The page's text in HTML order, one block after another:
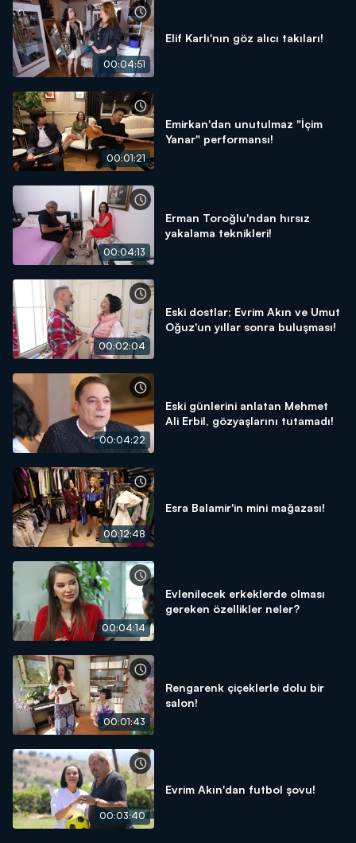
00:04:51
Elif Karlı'nın göz alıcı takıları!
00:01:21
Emirkan'dan unutulmaz "İçim
Yanar" performansı!
00:04:13
Erman Toroğlu'ndan hırsız
yakalama teknikleri!
00:02:04
Eski dostlar; Evrim Akın ve Umut
Oğuz'un yıllar sonra buluşması!
00:04:22
Eski günlerini anlatan Mehmet
Ali Erbil, gözyaşlarını tutamadı!
00:12:48
Esra Balamir'in mini mağazası!
00:04:14
Evlenilecek erkeklerde olması
gereken özellikler neler?
00:01:43
Rengarenk çiçeklerle dolu bir
salon!
00:03:40
Evrim Akın'dan futbol şovu!